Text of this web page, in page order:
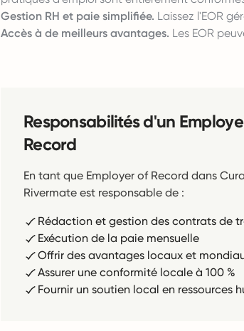
Gestion RH et paie simplifiée. Laissez l'EOR
Accès à de meilleurs avantages. Les EOR
Responsabilités d'un
Record
En tant que Employer of Record dans
Rivermate est responsable de :
Rédaction et gestion des contrats de
Exécution de la paie mensuelle
Offrir des avantages locaux et
Assurer une conformité locale à 100 %
Fournir un soutien local en ressources